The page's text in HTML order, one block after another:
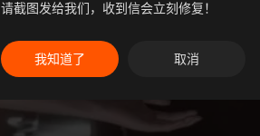
请截图发给我们，收到信会立刻修复！
我知道了 取消